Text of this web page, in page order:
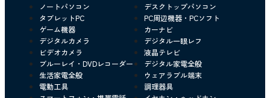
ノートパソコン
デスクトップパソコン
タブレットPC
PC周辺機器・PCソフト
ゲーム機器
カーナビ
デジタルカメラ
デジタル一眼レフ
ビデオカメラ
液晶テレビ
ブルーレイ・DVDレコーダー
デジタル家電全般
生活家電全般
ウェアラブル端末
電動工具
調理器具